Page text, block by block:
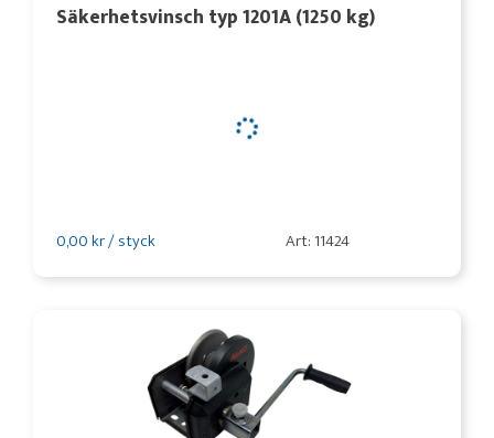
Säkerhetsvinsch typ 1201A (1250 kg)
0,00 kr / styck Art: 11424